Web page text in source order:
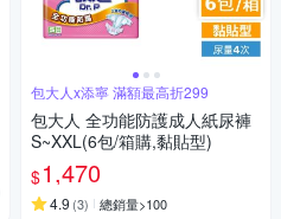
包大人x添寧 滿額最高折299
包大人 全功能防護成人紙尿褲
S~XXL(6包/箱購,黏貼型)
$1,470
4.9 (3) 總銷量>100